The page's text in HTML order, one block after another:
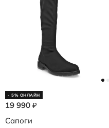
- 5% ОНЛАЙН
19 990 ₽
Сапоги